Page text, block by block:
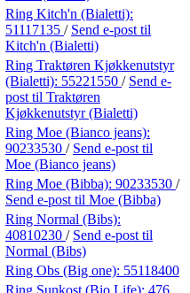
Ring Kitch'n (Bialetti):
51117135 / Send e-post til
Kitch'n (Bialetti)
Ring Traktøren Kjøkkenutstyr
(Bialetti): 55221550 / Send e-
post til Traktøren
Kjøkkenutstyr (Bialetti)
Ring Moe (Bianco jeans):
90233530 / Send e-post til
Moe (Bianco jeans)
Ring Moe (Bibba): 90233530 /
Send e-post til Moe (Bibba)
Ring Normal (Bibs):
40810230 / Send e-post til
Normal (Bibs)
Ring Obs (Big one): 55118400
Ring Sunkost (Bio Life): 476